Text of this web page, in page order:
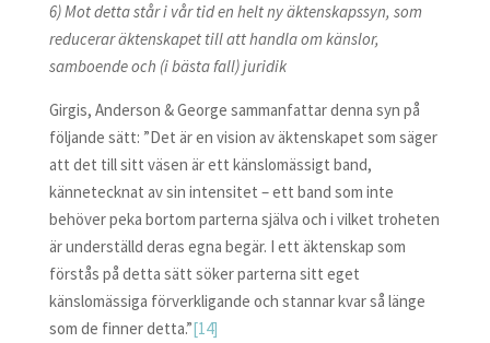
6) Mot detta står i vår tid en helt ny äktenskapssyn, som
reducerar äktenskapet till att handla om känslor,
samboende och (i bästa fall) juridik
Girgis, Anderson & George sammanfattar denna syn på
följande sätt: ”Det är en vision av äktenskapet som säger
att det till sitt väsen är ett känslomässigt band,
kännetecknat av sin intensitet – ett band som inte
behöver peka bortom parterna själva och i vilket troheten
är underställd deras egna begär. I ett äktenskap som
förstås på detta sätt söker parterna sitt eget
känslomässiga förverkligande och stannar kvar så länge
som de finner detta.”[14]